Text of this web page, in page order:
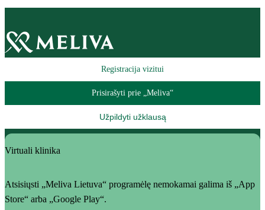
Registracija vizitui
Prisirašyti prie „Meliva“
Užpildyti užklausą
Virtuali klinika
Atsisiųsti „Meliva Lietuva“ programėlę nemokamai galima iš „App
Store“ arba „Google Play“.